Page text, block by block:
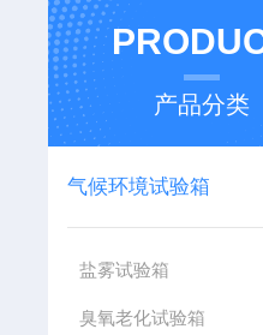
产品分类
气候环境试验箱
盐雾试验箱
臭氧老化试验箱